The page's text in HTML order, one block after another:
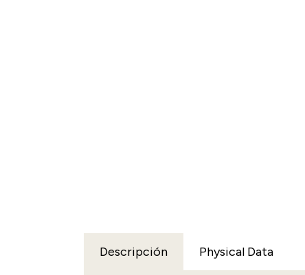
Descripción Physical Data